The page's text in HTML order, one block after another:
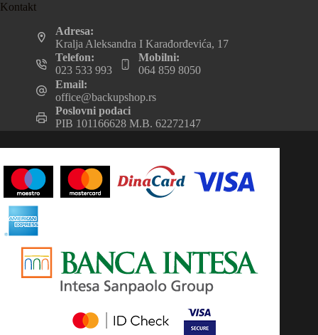
Kontakt
Adresa:
Kralja Aleksandra I Karađorđevića, 17
Telefon:
023 533 993
Mobilni:
064 859 8050
Email:
office@backupshop.rs
Poslovni podaci
PIB 101166628 M.B. 62272147